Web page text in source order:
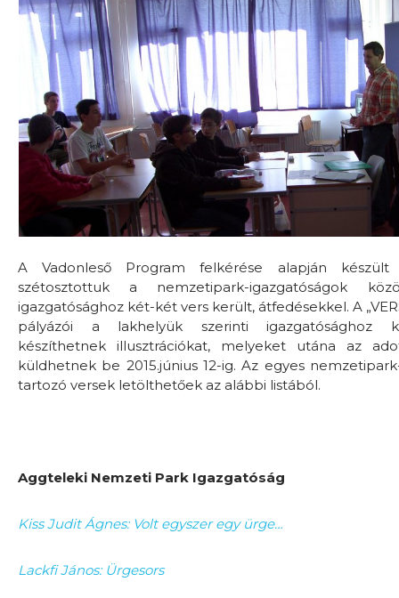
A Vadonleső Program felkérése alapján készült
szétosztottuk a nemzetipark-igazgatóságok
igazgatósághoz két-két vers került, átfedésekkel. A
pályázói a lakhelyük szerinti igazgatósághoz
készíthetnek illusztrációkat, melyeket utána az
küldhetnek be 2015.június 12-ig. Az egyes
tartozó versek letölthetőek az alábbi listából.
Aggteleki Nemzeti Park Igazgatóság
Kiss Judit Ágnes: Volt egyszer egy ürge…
Lackfi János: Ürgesors